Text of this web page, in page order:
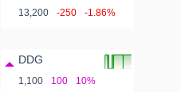
13,200 -250 -1.86%
DDG
1,100 100 10%